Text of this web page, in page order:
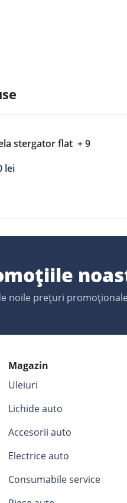
stergator flat + 9
lei
noile prețuri
Magazin
Uleiuri
Lichide auto
Accesorii auto
Electrice auto
Consumabile service